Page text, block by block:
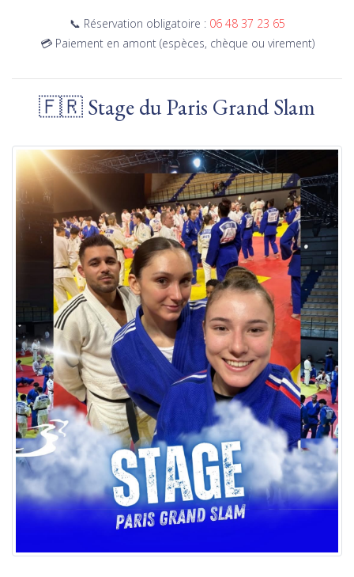
📞 Réservation obligatoire : 06 48 37 23 65
💳 Paiement en amont (espèces, chèque ou virement)
🇫🇷 Stage du Paris Grand Slam